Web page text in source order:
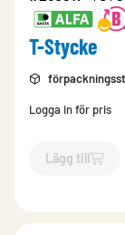
T-Stycke
Logga in för pris
Lägg till
`$Lägg till